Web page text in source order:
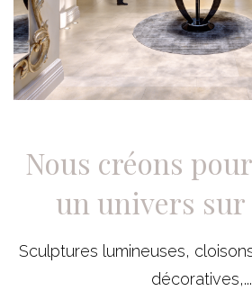
Nous créons
un univers sur
Sculptures lumineuses,
décoratives,...